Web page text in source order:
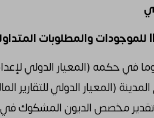
في حكمه (المعيار الدولي لإعداد
(المعيار الدولي للتقارير
تقدير مخصص الديون المشكوك في